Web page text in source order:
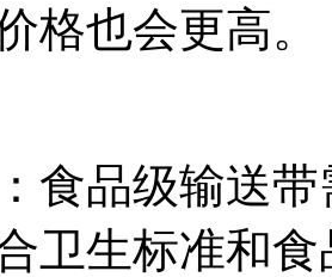
格也会更高。
食品级输送
卫生标准和